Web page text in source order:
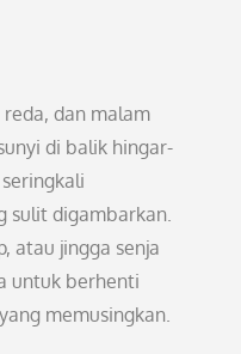
dan malam
di balik hingar-
sulit digambarkan.
atau jingga senja
untuk berhenti
memusingkan.